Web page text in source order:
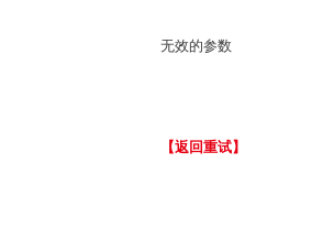
无效的参数
【返回重试】